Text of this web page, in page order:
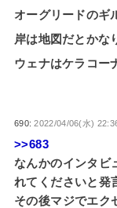
オーグリードのギ
岸は地図だとかな
ウェナはケラコー
690:2022/04/06(水)
>>683
なんかのインタビ
れてくださいと発
その後マジでエク